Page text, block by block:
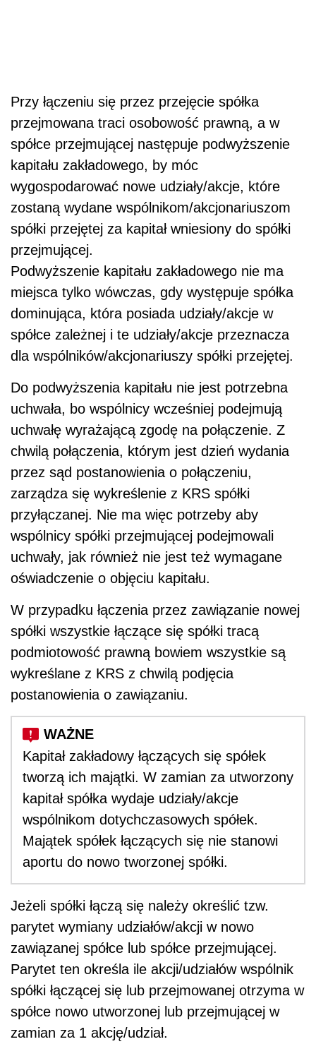
Przy łączeniu się przez przejęcie spółka
przejmowana traci osobowość prawną, a w
spółce przejmującej następuje podwyższenie
kapitału zakładowego, by móc
wygospodarować nowe udziały/akcje, które
zostaną wydane wspólnikom/akcjonariuszom
spółki przejętej za kapitał wniesiony do spółki
przejmującej.
Podwyższenie kapitału zakładowego nie ma
miejsca tylko wówczas, gdy występuje spółka
dominująca, która posiada udziały/akcje w
spółce zależnej i te udziały/akcje przeznacza
dla wspólników/akcjonariuszy spółki przejętej.
Do podwyższenia kapitału nie jest potrzebna
uchwała, bo wspólnicy wcześniej podejmują
uchwałę wyrażającą zgodę na połączenie. Z
chwilą połączenia, którym jest dzień wydania
przez sąd postanowienia o połączeniu,
zarządza się wykreślenie z KRS spółki
przyłączanej. Nie ma więc potrzeby aby
wspólnicy spółki przejmującej podejmowali
uchwały, jak również nie jest też wymagane
oświadczenie o objęciu kapitału.
W przypadku łączenia przez zawiązanie nowej
spółki wszystkie łączące się spółki tracą
podmiotowość prawną bowiem wszystkie są
wykreślane z KRS z chwilą podjęcia
postanowienia o zawiązaniu.
Kapitał zakładowy łączących się spółek
tworzą ich majątki. W zamian za utworzony
kapitał spółka wydaje udziały/akcje
wspólnikom dotychczasowych spółek.
Majątek spółek łączących się nie stanowi
aportu do nowo tworzonej spółki.
Jeżeli spółki łączą się należy określić tzw.
parytet wymiany udziałów/akcji w nowo
zawiązanej spółce lub spółce przejmującej.
Parytet ten określa ile akcji/udziałów wspólnik
spółki łączącej się lub przejmowanej otrzyma w
spółce nowo utworzonej lub przejmującej w
zamian za 1 akcję/udział.